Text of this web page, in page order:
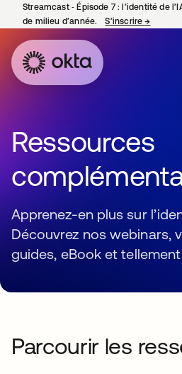
Streamcast ‑ Épisode 7 : l’identité de
de milieu d’année.
S’inscrire→
Ressources
Apprenez-en plus sur
Découvrez nos webinars,
guides, eBook et tellement
Parcourir les